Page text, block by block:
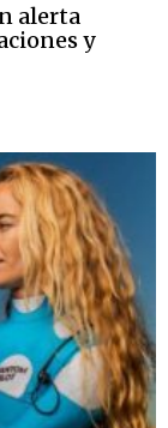
alerta
y